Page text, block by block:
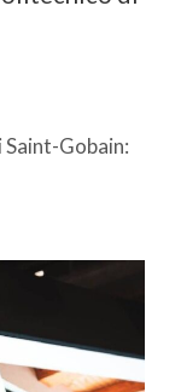
Gobain: